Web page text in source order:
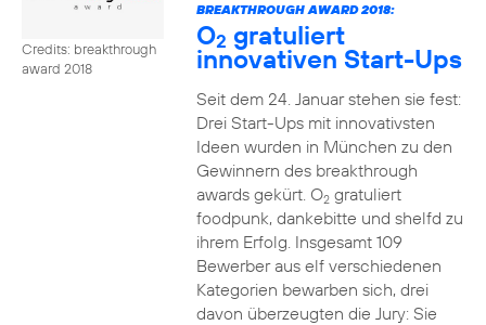
Credits: breakthrough
award 2018
BREAKTHROUGH AWARD 2018:
O2 gratuliert
innovativen Start-Ups
Seit dem 24. Januar stehen sie fest:
Drei Start-Ups mit innovativsten
Ideen wurden in München zu den
Gewinnern des breakthrough
awards gekürt. O2gratuliert
foodpunk, dankebitte und shelfd zu
ihrem Erfolg. Insgesamt 109
Bewerber aus elf verschiedenen
Kategorien bewarben sich, drei
davon überzeugten die Jury: Sie